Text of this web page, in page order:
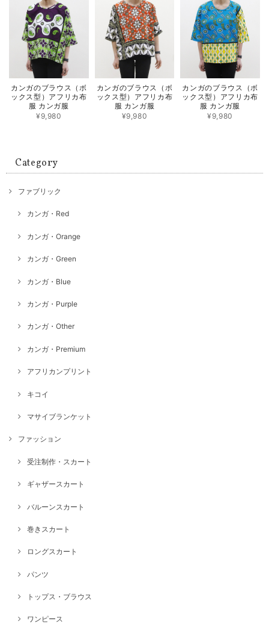
カンガのブラウス（ボ
ックス型）アフリカ布
服 カンガ服
¥9,980
カンガのブラウス（ボ
ックス型）アフリカ布
服 カンガ服
¥9,980
カンガのブラウス（ボ
ックス型）アフリカ布
服 カンガ服
¥9,980
Category
ファブリック
カンガ・Red
カンガ・Orange
カンガ・Green
カンガ・Blue
カンガ・Purple
カンガ・Other
カンガ・Premium
アフリカンプリント
キコイ
マサイブランケット
ファッション
受注制作・スカート
ギャザースカート
バルーンスカート
巻きスカート
ロングスカート
パンツ
トップス・ブラウス
ワンピース